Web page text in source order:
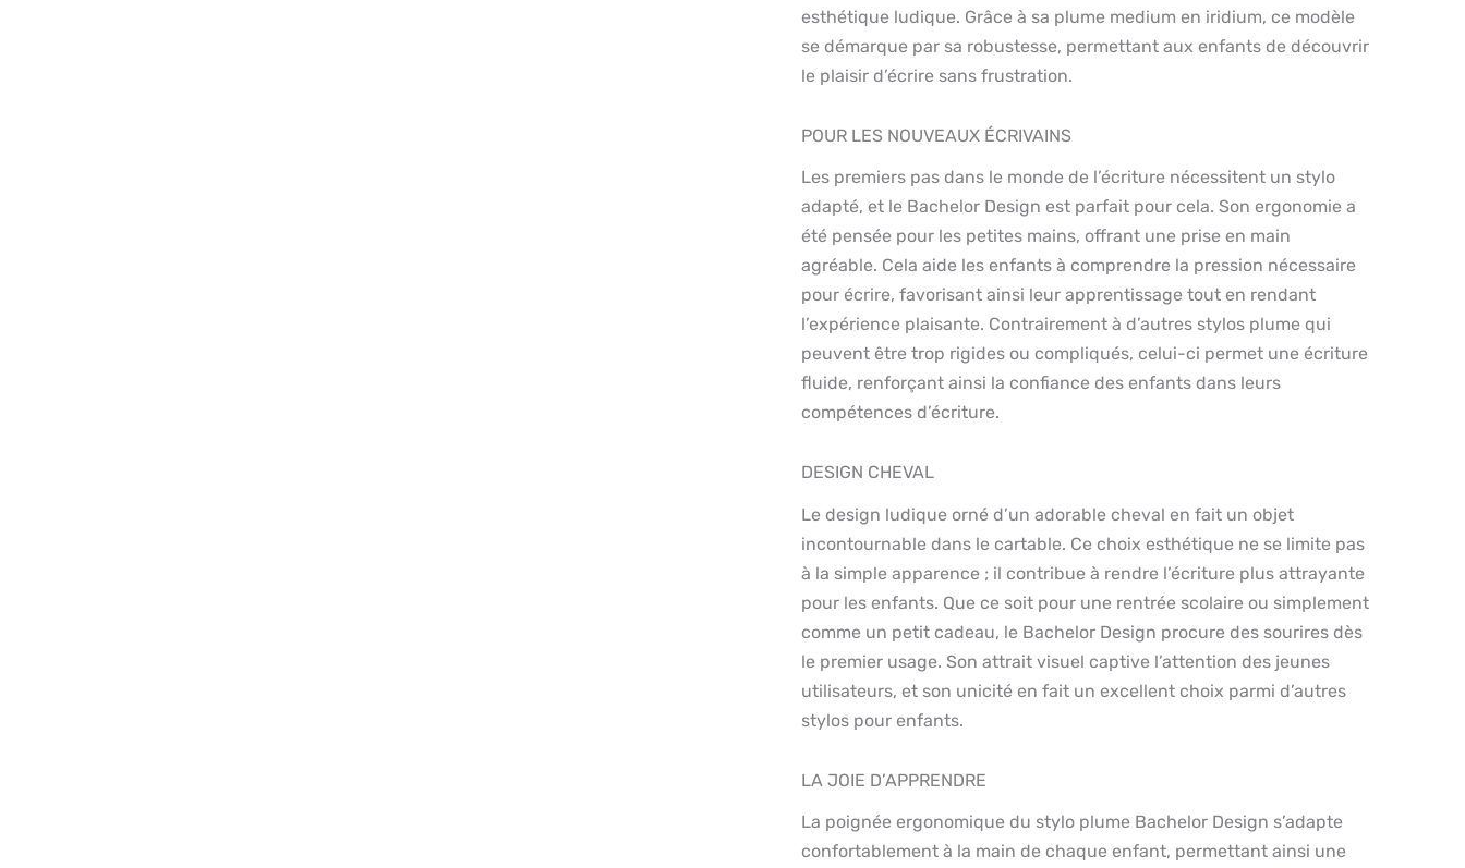
esthétique ludique. Grâce à sa plume medium en iridium, ce modèle
se démarque par sa robustesse, permettant aux enfants de découvrir
le plaisir d’écrire sans frustration.
POUR LES NOUVEAUX ÉCRIVAINS
Les premiers pas dans le monde de l’écriture nécessitent un stylo
adapté, et le Bachelor Design est parfait pour cela. Son ergonomie a
été pensée pour les petites mains, offrant une prise en main
agréable. Cela aide les enfants à comprendre la pression nécessaire
pour écrire, favorisant ainsi leur apprentissage tout en rendant
l’expérience plaisante. Contrairement à d’autres stylos plume qui
peuvent être trop rigides ou compliqués, celui-ci permet une écriture
fluide, renforçant ainsi la confiance des enfants dans leurs
compétences d’écriture.
DESIGN CHEVAL
Le design ludique orné d’un adorable cheval en fait un objet
incontournable dans le cartable. Ce choix esthétique ne se limite pas
à la simple apparence ; il contribue à rendre l’écriture plus attrayante
pour les enfants. Que ce soit pour une rentrée scolaire ou simplement
comme un petit cadeau, le Bachelor Design procure des sourires dès
le premier usage. Son attrait visuel captive l’attention des jeunes
utilisateurs, et son unicité en fait un excellent choix parmi d’autres
stylos pour enfants.
LA JOIE D’APPRENDRE
La poignée ergonomique du stylo plume Bachelor Design s’adapte
confortablement à la main de chaque enfant, permettant ainsi une